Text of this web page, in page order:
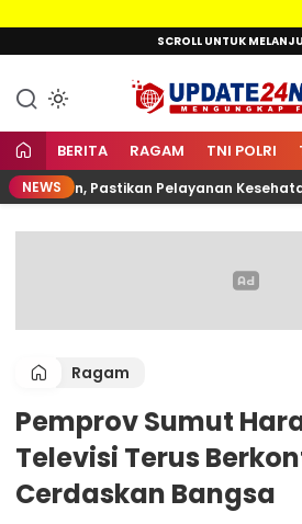
ke
SCROLL UNTUK
Mengungkap
BERITA RAGAM TNI POLRI
NEWSPastikan Pelayanan Kesehatan
Ragam
Pemprov Sumut
Televisi Terus
Cerdaskan Bangsa